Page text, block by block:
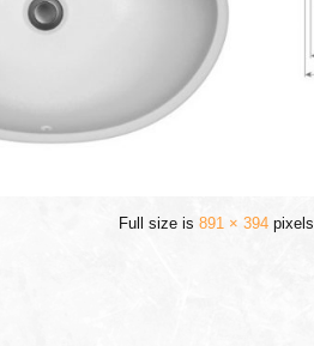
Full size is 891 × 394pixels